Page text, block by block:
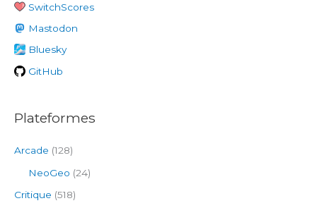
c
h
e
r
SwitchScores
Mastodon
Bluesky
GitHub
Plateformes
Arcade (128)
NeoGeo (24)
Critique (518)